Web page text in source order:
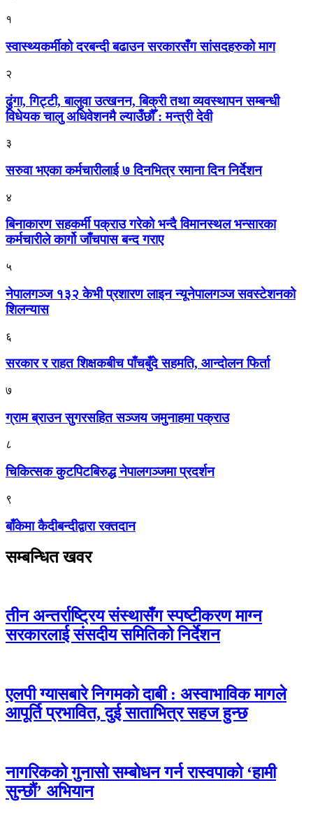
१
स्वास्थ्यकर्मीको दरबन्दी बढाउन सरकारसँग सांसदहरुको माग
२
ढुंगा, गिट्टी, बालुवा उत्खनन, बिक्री तथा व्यवस्थापन सम्बन्धी
विधेयक चालु अधिवेशनमै ल्याउँछौँ : मन्त्री देवी
३
सरुवा भएका कर्मचारीलाई ७ दिनभित्र रमाना दिन निर्देशन
४
बिनाकारण सहकर्मी पक्राउ गरेको भन्दै विमानस्थल भन्सारका
कर्मचारीले कार्गो जाँचपास बन्द गराए
५
नेपालगञ्ज १३२ केभी प्रशारण लाइन न्यूनेपालगञ्ज सवस्टेशनको
शिलन्यास
६
सरकार र राहत शिक्षकबीच पाँचबुँदे सहमति, आन्दोलन फिर्ता
७
ग्राम ब्राउन सुगरसहित सञ्जय जमुनाहमा पक्राउ
८
चिकित्सक कुटपिटबिरुद्ध नेपालगञ्जमा प्रदर्शन
९
बाँकेमा कैदीबन्दीद्वारा रक्तदान
सम्बन्धित खवर
तीन अन्तर्राष्ट्रिय संस्थासँग स्पष्टीकरण माग्न
सरकारलाई संसदीय समितिको निर्देशन
एलपी ग्यासबारे निगमको दाबी : अस्वाभाविक मागले
आपूर्ति प्रभावित, दुई साताभित्र सहज हुन्छ
नागरिकको गुनासो सम्बोधन गर्न रास्वपाको ‘हामी
सुन्छौं’ अभियान